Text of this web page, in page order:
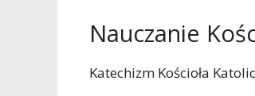
Nauczanie
Katechizm Kościoła